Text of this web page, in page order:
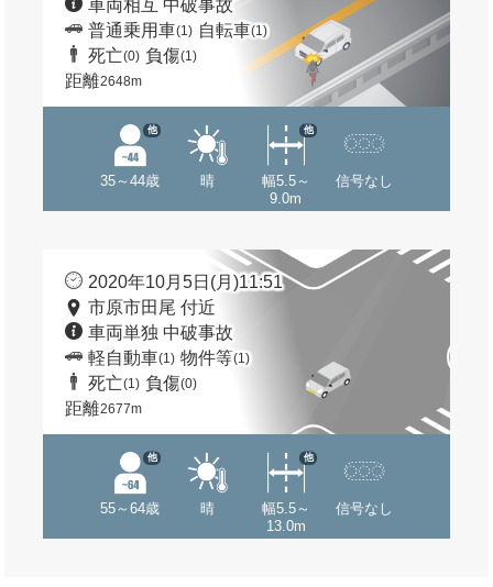
車両相互 中破事故
普通乗用車(1) 自転車(1)
死亡(0) 負傷(1)
距離2648m
35～44歳
他
晴
幅5.5～
9.0m
他
信号なし
2020年10月5日(月)11:51
市原市田尾 付近
車両単独 中破事故
軽自動車(1) 物件等(1)
死亡(1) 負傷(0)
距離2677m
55～64歳
他
晴
幅5.5～
13.0m
他
信号なし